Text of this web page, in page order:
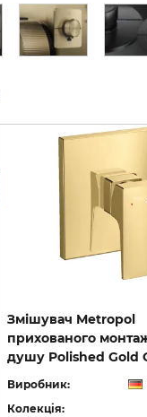
Змішувач Metropol
прихованого
Виробник:
Колекція: